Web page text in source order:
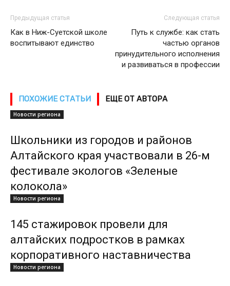
Предыдущая статья
Как в Ниж-Суетской школе
воспитывают единство
Следующая статья
Путь к службе: как стать
частью органов
принудительного исполнения
и развиваться в профессии
ПОХОЖИЕ СТАТЬИ ЕЩЕ ОТ АВТОРА
Новости региона
Школьники из городов и районов
Алтайского края участвовали в 26-м
фестивале экологов «Зеленые
колокола»
Новости региона
145 стажировок провели для
алтайских подростков в рамках
корпоративного наставничества
Новости региона